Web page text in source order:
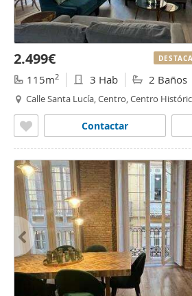
2.499€
115m2 3 Hab 2 Baños
Calle Santa Lucía, Centro, Centro
Contactar